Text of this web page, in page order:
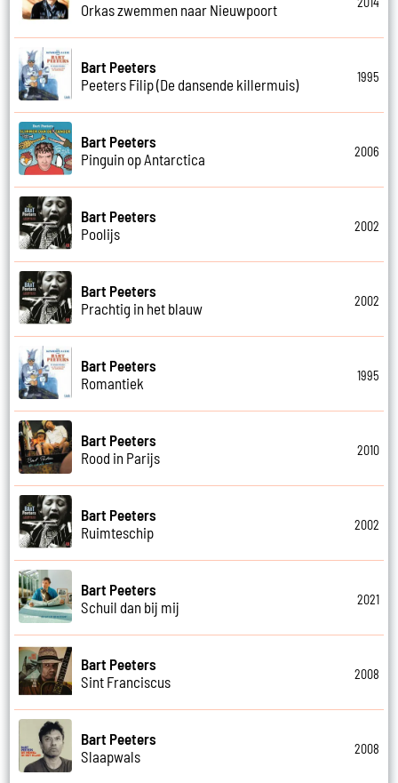
Orkas zwemmen naar Nieuwpoort
Bart Peeters
Peeters Filip (De dansende killermuis)
1995
Bart Peeters
Pinguin op Antarctica
2006
Bart Peeters
Poolijs
2002
Bart Peeters
Prachtig in het blauw
2002
Bart Peeters
Romantiek
1995
Bart Peeters
Rood in Parijs
2010
Bart Peeters
Ruimteschip
2002
Bart Peeters
Schuil dan bij mij
2021
Bart Peeters
Sint Franciscus
2008
Bart Peeters
Slaapwals
2008